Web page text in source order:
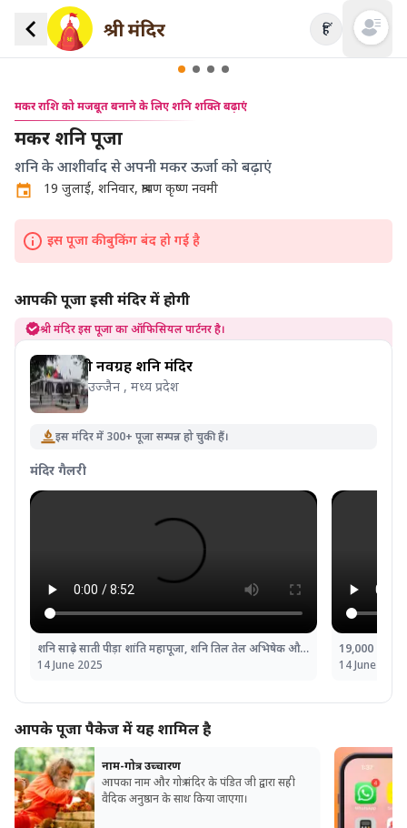
हिं Open
मकर राशि को मजबूत बनाने के लिए शनि शक्ति बढ़ाएं
मकर शनि पूजा
शनि के आशीर्वाद से अपनी मकर ऊर्जा को बढ़ाएं
19 जुलाई, शनिवार, श्रावण कृष्ण नवमी
इस पूजा की बुकिंग बंद हो गई है
आपकी पूजा इसी मंदिर में होगी
श्री मंदिर इस पूजा का ऑफिसियल पार्टनर है।
श्री नवग्रह शनि मंदिर
उज्जैन , मध्य प्रदेश
इस मंदिर में 300+ पूजा सम्पन्न हो चुकी हैं।
मंदिर गैलरी
शनि साढ़े साती पीड़ा शांति महापूजा, शनि तिल तेल अभिषेक और महादशा शांति महापूजा
14 June 2025
14 June 2025
आपके पूजा पैकेज में यह शामिल है
नाम-गोत्र उच्चारण
आपका नाम और गोत्र मंदिर के पंडित जी द्वारा सही
वैदिक अनुष्ठान के साथ किया जाएगा।